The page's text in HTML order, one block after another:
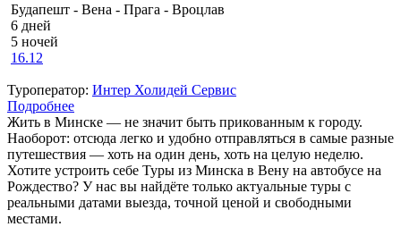
Будапешт - Вена - Прага - Вроцлав
6 дней
5 ночей
16.12
Туроператор: Интер Холидей Сервис
Подробнее
Жить в Минске — не значит быть прикованным к городу.
Наоборот: отсюда легко и удобно отправляться в самые разные
путешествия — хоть на один день, хоть на целую неделю.
Хотите устроить себе Туры из Минска в Вену на автобусе на
Рождество? У нас вы найдёте только актуальные туры с
реальными датами выезда, точной ценой и свободными
местами.